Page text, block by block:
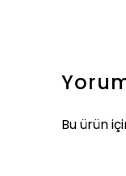
Bu ürün